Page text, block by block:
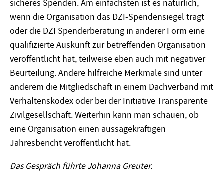
sicheres Spenden. Am einfachsten ist es natürlich,
wenn die Organisation das DZI-Spendensiegel trägt
oder die DZI Spenderberatung in anderer Form eine
qualifizierte Auskunft zur betreffenden Organisation
veröffentlicht hat, teilweise eben auch mit negativer
Beurteilung. Andere hilfreiche Merkmale sind unter
anderem die Mitgliedschaft in einem Dachverband mit
Verhaltenskodex oder bei der Initiative Transparente
Zivilgesellschaft. Weiterhin kann man schauen, ob
eine Organisation einen aussagekräftigen
Jahresbericht veröffentlicht hat.
Das Gespräch führte Johanna Greuter.